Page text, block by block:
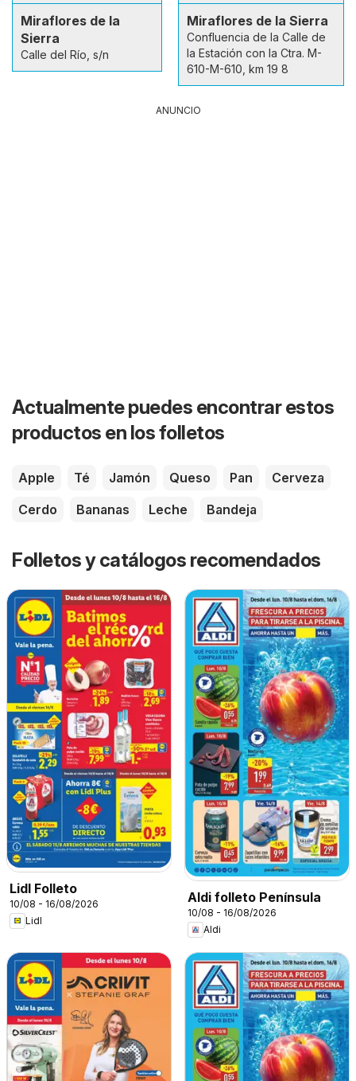
Miraflores de la
Sierra
Calle del Río, s/n
Miraflores de la Sierra
Confluencia de la Calle de
la Estación con la Ctra. M-
610-M-610, km 19 8
ANUNCIO
Actualmente puedes encontrar estos
productos en los folletos
Apple Té Jamón Queso Pan
Cerveza
Cerdo
Bananas Leche Bandeja
Folletos y catálogos recomendados
Lidl Folleto
10/08 - 16/08/2026
Lidl
Aldi folleto Península
10/08 - 16/08/2026
Aldi